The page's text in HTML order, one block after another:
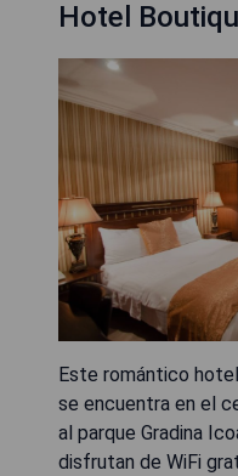
Hotel
Este romántico
se encuentra en el
al parque Gradina
disfrutan de WiFi